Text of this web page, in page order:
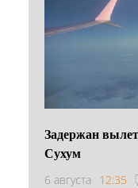
Задержан
Сухум
6 августа 12:35